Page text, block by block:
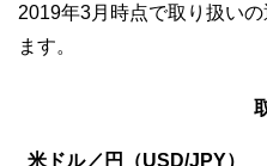
2019年3月時点で取り扱い
ます。
米ドル／円（USD/JPY）